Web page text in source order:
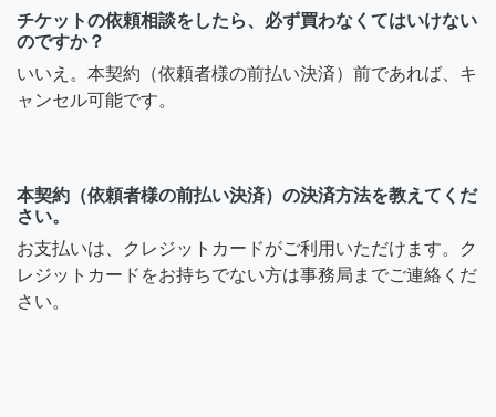
チケットの依頼相談をしたら、必ず買わなくてはいけない
のですか？
いいえ。本契約（依頼者様の前払い決済）前であれば、キ
ャンセル可能です。
本契約（依頼者様の前払い決済）の決済方法を教えてくだ
さい。
お支払いは、クレジットカードがご利用いただけます。ク
レジットカードをお持ちでない方は事務局までご連絡くだ
さい。